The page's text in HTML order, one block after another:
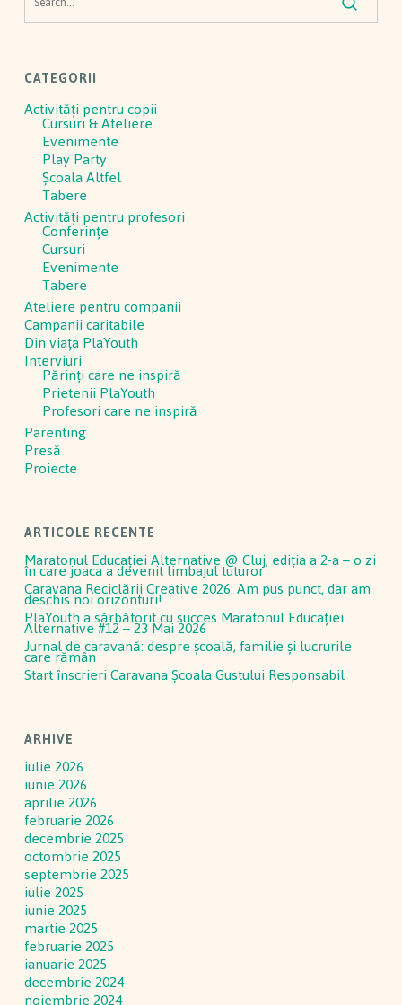
CATEGORII
Activităţi pentru copii
Cursuri & Ateliere
Evenimente
Play Party
Școala Altfel
Tabere
Activităţi pentru profesori
Conferinţe
Cursuri
Evenimente
Tabere
Ateliere pentru companii
Campanii caritabile
Din viața PlaYouth
Interviuri
Părinți care ne inspiră
Prietenii PlaYouth
Profesori care ne inspiră
Parenting
Presă
Proiecte
ARTICOLE RECENTE
Maratonul Educației Alternative @ Cluj, ediția a 2-a – o zi
în care joaca a devenit limbajul tuturor
Caravana Reciclării Creative 2026: Am pus punct, dar am
deschis noi orizonturi!
PlaYouth a sărbătorit cu succes Maratonul Educației
Alternative #12 – 23 Mai 2026
Jurnal de caravană: despre școală, familie și lucrurile
care rămân
Start înscrieri Caravana Școala Gustului Responsabil
ARHIVE
iulie 2026
iunie 2026
aprilie 2026
februarie 2026
decembrie 2025
octombrie 2025
septembrie 2025
iulie 2025
iunie 2025
martie 2025
februarie 2025
ianuarie 2025
decembrie 2024